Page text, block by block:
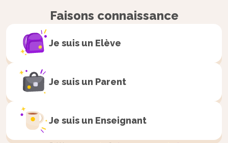
Faisons connaissance
Je suis un Elève
Je suis un Parent
Je suis un Enseignant